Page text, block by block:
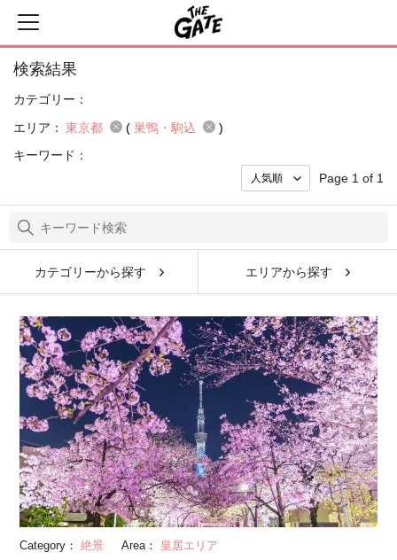
検索結果
カテゴリー：
エリア： 東京都 ( 巣鴨・駒込
)
キーワード：
Page 1 of 1
カテゴリーから探す エリアから探す
Category： 絶景 Area： 皇居エリア